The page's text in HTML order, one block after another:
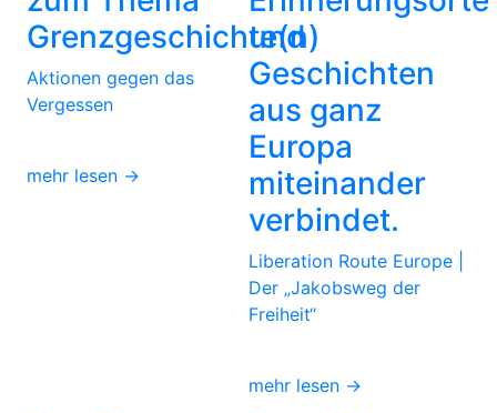
Grenzgeschichte(n)
Aktionen gegen das
Vergessen
mehr lesen →
und
Geschichten
aus ganz
Europa
miteinander
verbindet.
Liberation Route Europe |
Der „Jakobsweg der
Freiheit“
mehr lesen →